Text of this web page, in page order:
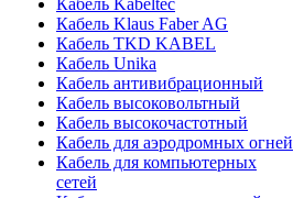
Кабель Kabeltec
Кабель Klaus Faber AG
Кабель TKD KABEL
Кабель Unika
Кабель антивибрационный
Кабель высоковольтный
Кабель высокочастотный
Кабель для аэродромных огней
Кабель для компьютерных
сетей